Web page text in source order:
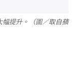
提升。（圖／取自蘋